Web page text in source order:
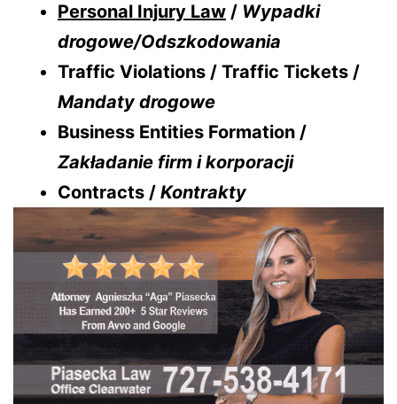
Personal Injury Law / Wypadki
drogowe/Odszkodowania
Traffic Violations / Traffic Tickets /
Mandaty drogowe
Business Entities Formation /
Zakładanie firm i korporacji
Contracts / Kontrakty